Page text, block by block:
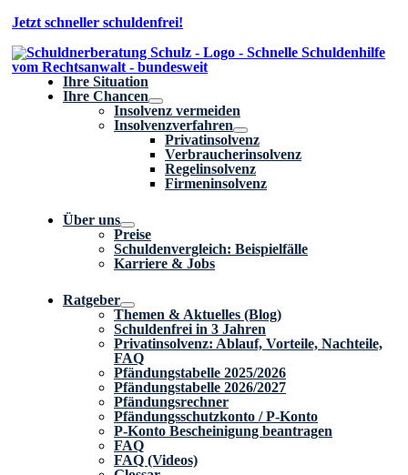
Zum
springen
Jetzt schneller schuldenfrei!
Ihre Situation
Ihre Chancen
Insolvenz vermeiden
Insolvenzverfahren
Privatinsolvenz
Verbraucherinsolvenz
Regelinsolvenz
Firmeninsolvenz
Über uns
Preise
Schuldenvergleich: Beispielfälle
Karriere & Jobs
Ratgeber
Themen & Aktuelles (Blog)
Schuldenfrei in 3 Jahren
Privatinsolvenz: Ablauf, Vorteile, Nachteile,
FAQ
Pfändungstabelle 2025/2026
Pfändungstabelle 2026/2027
Pfändungsrechner
Pfändungsschutzkonto / P-Konto
P-Konto Bescheinigung beantragen
FAQ
FAQ (Videos)